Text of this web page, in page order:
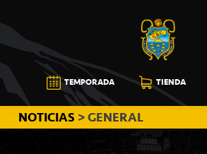
a
la
navegación
principal
al
contenido
principal
a
la
barra
lateral
principal
CB
CANARIAS
TEMPORADA TIENDA
NOTICIAS > GENERAL